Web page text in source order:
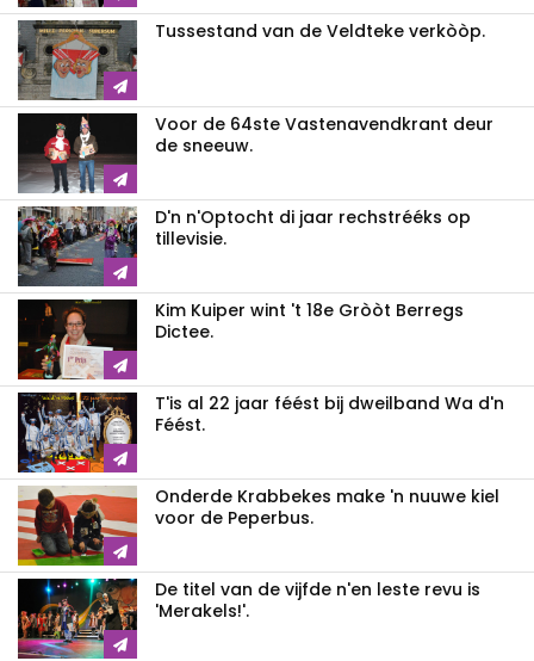
Tussestand van de Veldteke verkòòp.
Voor de 64ste Vastenavendkrant deur
de sneeuw.
D'n n'Optocht di jaar rechstrééks op
tillevisie.
Kim Kuiper wint 't 18e Gròòt Berregs
Dictee.
T'is al 22 jaar féést bij dweilband Wa d'n
Féést.
Onderde Krabbekes make 'n nuuwe kiel
voor de Peperbus.
De titel van de vijfde n'en leste revu is
'Merakels!'.